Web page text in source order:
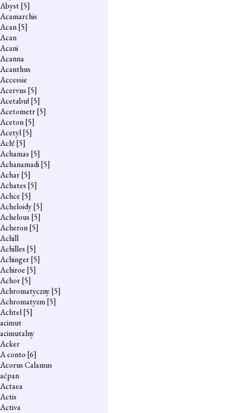
Abyst[5]
Acamarchis
Acan[5]
Acan
Acani
Acanna
Acanthus
Accessie
Acervus [5]
Acetabuł[5]
Acetometr[5]
Aceton[5]
Acetyl[5]
Ach! [5]
Achamas [5]
Achanamadi[5]
Achar[5]
Achates [5]
Achce [5]
Acheloidy[5]
Achelous [5]
Acheron[5]
Achill
Achilles [5]
Achinger[5]
Achiroe [5]
Achor[5]
Achromatyczny[5]
Achromatyzm[5]
Achtel[5]
acimut
acimutalny
Acker
A conto [6]
Acorus Calamus
aćpan
Actaea
Actis
Activa